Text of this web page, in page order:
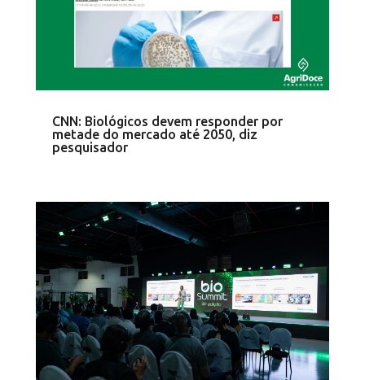
CNN: Biológicos devem responder por
metade do mercado até 2050, diz
pesquisador